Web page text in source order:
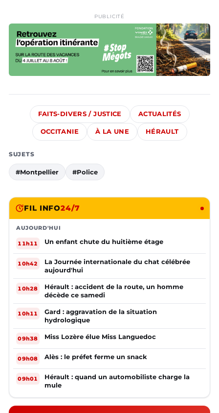
PUBLICITÉ
FAITS-DIVERS / JUSTICE ACTUALITÉS
OCCITANIE À LA UNE HÉRAULT
SUJETS
#Montpellier #Police
FIL INFO24/7
AUJOURD'HUI
11h11 Un enfant chute du huitième étage
10h42
La Journée internationale du chat célébrée
aujourd'hui
10h28
Hérault : accident de la route, un homme
décède ce samedi
10h11
Gard : aggravation de la situation
hydrologique
09h38 Miss Lozère élue Miss Languedoc
09h08 Alès : le préfet ferme un snack
09h01
Hérault : quand un automobiliste charge la
mule